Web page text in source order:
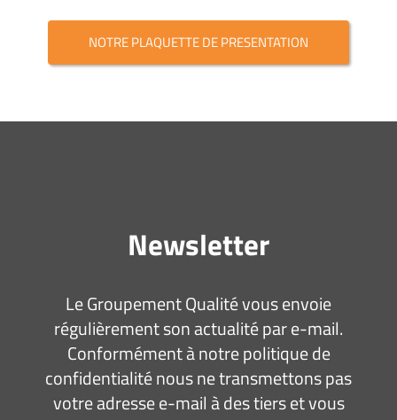
NOTRE PLAQUETTE DE PRESENTATION
Newsletter
Le Groupement Qualité vous envoie
régulièrement son actualité par e-mail.
Conformément à notre politique de
confidentialité nous ne transmettons pas
votre adresse e-mail à des tiers et vous